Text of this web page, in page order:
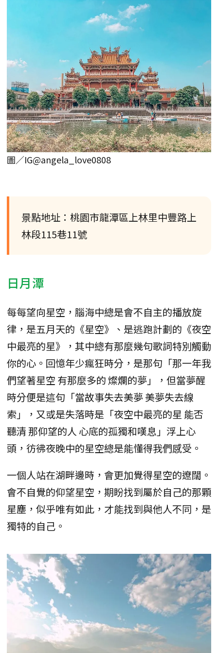
圖／IG@angela_love0808
景點地址：桃園市龍潭區上林里中豐路上
林段115巷11號
日月潭
每每望向星空，腦海中總是會不自主的播放旋
律，是五月天的《星空》、是逃跑計劃的《夜空
中最亮的星》，其中總有那麼幾句歌詞特別觸動
你的心。回憶年少瘋狂時分，是那句「那一年我
們望著星空 有那麼多的 燦爛的夢」，但當夢醒
時分便是這句「當故事失去美夢 美夢失去線
索」，又或是失落時是「夜空中最亮的星 能否
聽清 那仰望的人 心底的孤獨和嘆息」浮上心
頭，彷彿夜晚中的星空總是能懂得我們感受。
一個人站在湖畔邊時，會更加覺得星空的遼闊。
會不自覺的仰望星空，期盼找到屬於自己的那顆
星塵，似乎唯有如此，才能找到與他人不同，是
獨特的自己。